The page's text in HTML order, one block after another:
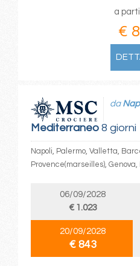
a
€
Mediterraneo8 giorni
da
Napoli, Palermo, Valletta,
Provence(marseilles), Genova,
06/09/2028
€ 1.023
20/09/2028
€ 843